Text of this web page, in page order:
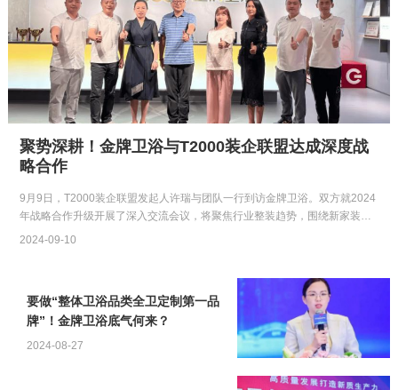
聚势深耕！金牌卫浴与T2000装企联盟达成深度战
略合作
9月9日，T2000装企联盟发起人许瑞与团队一行到访金牌卫浴。双方就2024
年战略合作升级开展了深入交流会议，将聚焦行业整装趋势，围绕新家装、
新渠道、新模式和新…
2024-09-10
要做“整体卫浴品类全卫定制第一品
牌”！金牌卫浴底气何来？
2024-08-27